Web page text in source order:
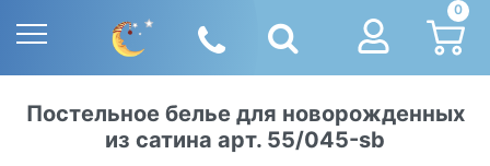
0
Постельное белье для новорожденных
из сатина арт. 55/045-sb